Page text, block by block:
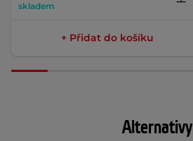
skladem
+ Přidat do košíku
Alternativy